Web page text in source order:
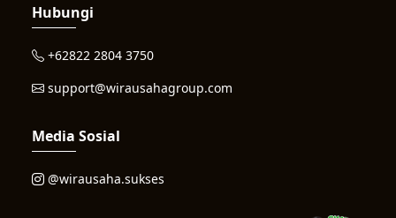
Hubungi
+62822 2804 3750
support@wirausahagroup.com
Media Sosial
@wirausaha.sukses